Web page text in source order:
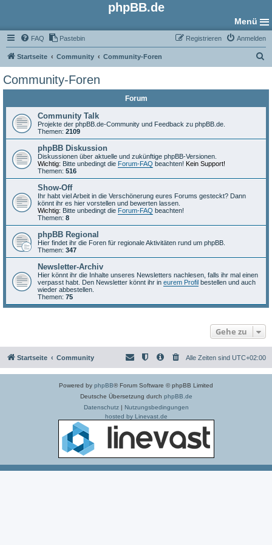
phpBB.de
Menü
FAQ Pastebin Anmelden
Registrieren
Startseite Community Community-Foren
Community-Foren
Forum
Community Talk
Projekte der phpBB.de-Community und Feedback zu phpBB.de.
Themen: 2109
phpBB Diskussion
Diskussionen über aktuelle und zukünftige phpBB-Versionen.
Wichtig: Bitte unbedingt die Forum-FAQ beachten! Kein Support!
Themen: 516
Show-Off
Ihr habt viel Arbeit in die Verschönerung eures Forums gesteckt? Dann
könnt ihr es hier vorstellen und bewerten lassen.
Wichtig: Bitte unbedingt die Forum-FAQ beachten!
Themen: 8
phpBB Regional
Hier findet ihr die Foren für regionale Aktivitäten rund um phpBB.
Themen: 347
Newsletter-Archiv
Hier könnt ihr die Inhalte unseres Newsletters nachlesen, falls ihr mal einen
verpasst habt. Den Newsletter könnt ihr in eurem Profil bestellen und auch
wieder abbestellen.
Themen: 75
Gehe zu
Startseite Community Alle Zeiten sind UTC+02:00
Powered by phpBB® Forum Software © phpBB Limited
Deutsche Übersetzung durch phpBB.de
Datenschutz| Nutzungsbedingungen
hosted by Linevast.de